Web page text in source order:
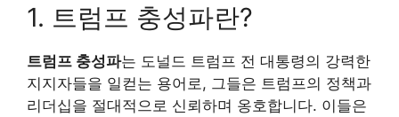
1. 트럼프 충성파란?
트럼프 충성파는 도널드 트럼프 전 대통령의 강력한
지지자들을 일컫는 용어로, 그들은 트럼프의 정책과
리더십을 절대적으로 신뢰하며 옹호합니다. 이들은